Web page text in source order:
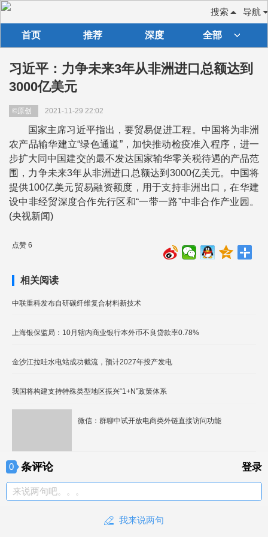
导航
搜索
首页 推荐 深度 全部
习近平：力争未来3年从非洲进口总额达到
3000亿美元
©原创 2021-11-29 22:02
国家主席习近平指出，要贸易促进工程。中国将为非洲
农产品输华建立“绿色通道”，加快推动检疫准入程序，进一
步扩大同中国建交的最不发达国家输华零关税待遇的产品范
围，力争未来3年从非洲进口总额达到3000亿美元。中国将
提供100亿美元贸易融资额度，用于支持非洲出口，在华建
设中非经贸深度合作先行区和“一带一路”中非合作产业园。
(央视新闻)
点赞 6
相关阅读
中联重科发布自研碳纤维复合材料新技术
上海银保监局：10月辖内商业银行本外币不良贷款率0.78%
金沙江拉哇水电站成功截流，预计2027年投产发电
我国将构建支持特殊类型地区振兴“1+N”政策体系
微信：群聊中试开放电商类外链直接访问功能
0 条评论 登录
来说两句吧。。。
我来说两句